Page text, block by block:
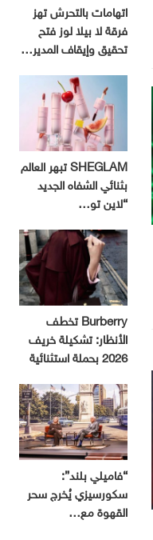
اتهامات بالتحرش تهز
فرقة لا بيلا لوز فتح
تحقيق وإيقاف المدير…
SHEGLAM تبهر العالم
بثنائي الشفاه الجديد
“لاين تو…
Burberry تخطف
الأنظار: تشكيلة خريف
2026 بحملة استثنائية
“فاميلي بلند”:
سكورسيزي يُخرج سحر
القهوة مع…